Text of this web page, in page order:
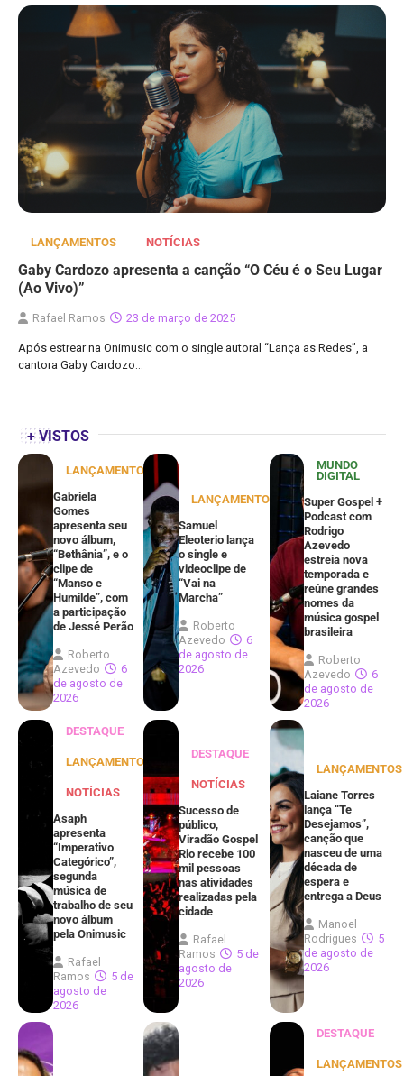
LANÇAMENTOS NOTÍCIAS
Gaby Cardozo apresenta a canção “O Céu é o Seu Lugar
(Ao Vivo)”
Rafael Ramos 23 de março de 2025
Após estrear na Onimusic com o single autoral “Lança as Redes”, a
cantora Gaby Cardozo…
+ VISTOS
LANÇAMENTOS
Gabriela
Gomes
apresenta seu
novo álbum,
“Bethânia”, e o
clipe de
“Manso e
Humilde”, com
a participação
de Jessé Perão
Roberto
Azevedo
6
de agosto de
2026
LANÇAMENTOS
Samuel
Eleoterio lança
o single e
videoclipe de
“Vai na
Marcha”
Roberto
Azevedo
6
de agosto de
2026
MUNDO
DIGITAL
Super Gospel +
Podcast com
Rodrigo
Azevedo
estreia nova
temporada e
reúne grandes
nomes da
música gospel
brasileira
Roberto
Azevedo
6
de agosto de
2026
DESTAQUE
LANÇAMENTOS
NOTÍCIAS
Asaph
apresenta
“Imperativo
Categórico”,
segunda
música de
trabalho de seu
novo álbum
pela Onimusic
Rafael
Ramos
5 de
agosto de
2026
DESTAQUE
NOTÍCIAS
Sucesso de
público,
Viradão Gospel
Rio recebe 100
mil pessoas
nas atividades
realizadas pela
cidade
Rafael
Ramos
5 de
agosto de
2026
LANÇAMENTOS
Laiane Torres
lança “Te
Desejamos”,
canção que
nasceu de uma
década de
espera e
entrega a Deus
Manoel
Rodrigues
5
de agosto de
2026
DESTAQUE
LANÇAMENTOS